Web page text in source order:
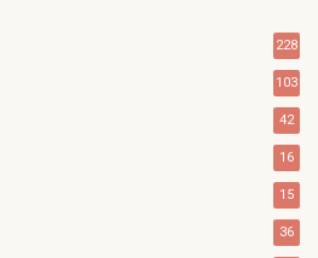
228
103
42
16
15
36